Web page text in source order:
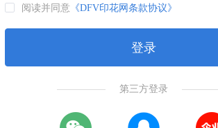
阅读并同意 《DFV印花网条款协议》
登录
第三方登录